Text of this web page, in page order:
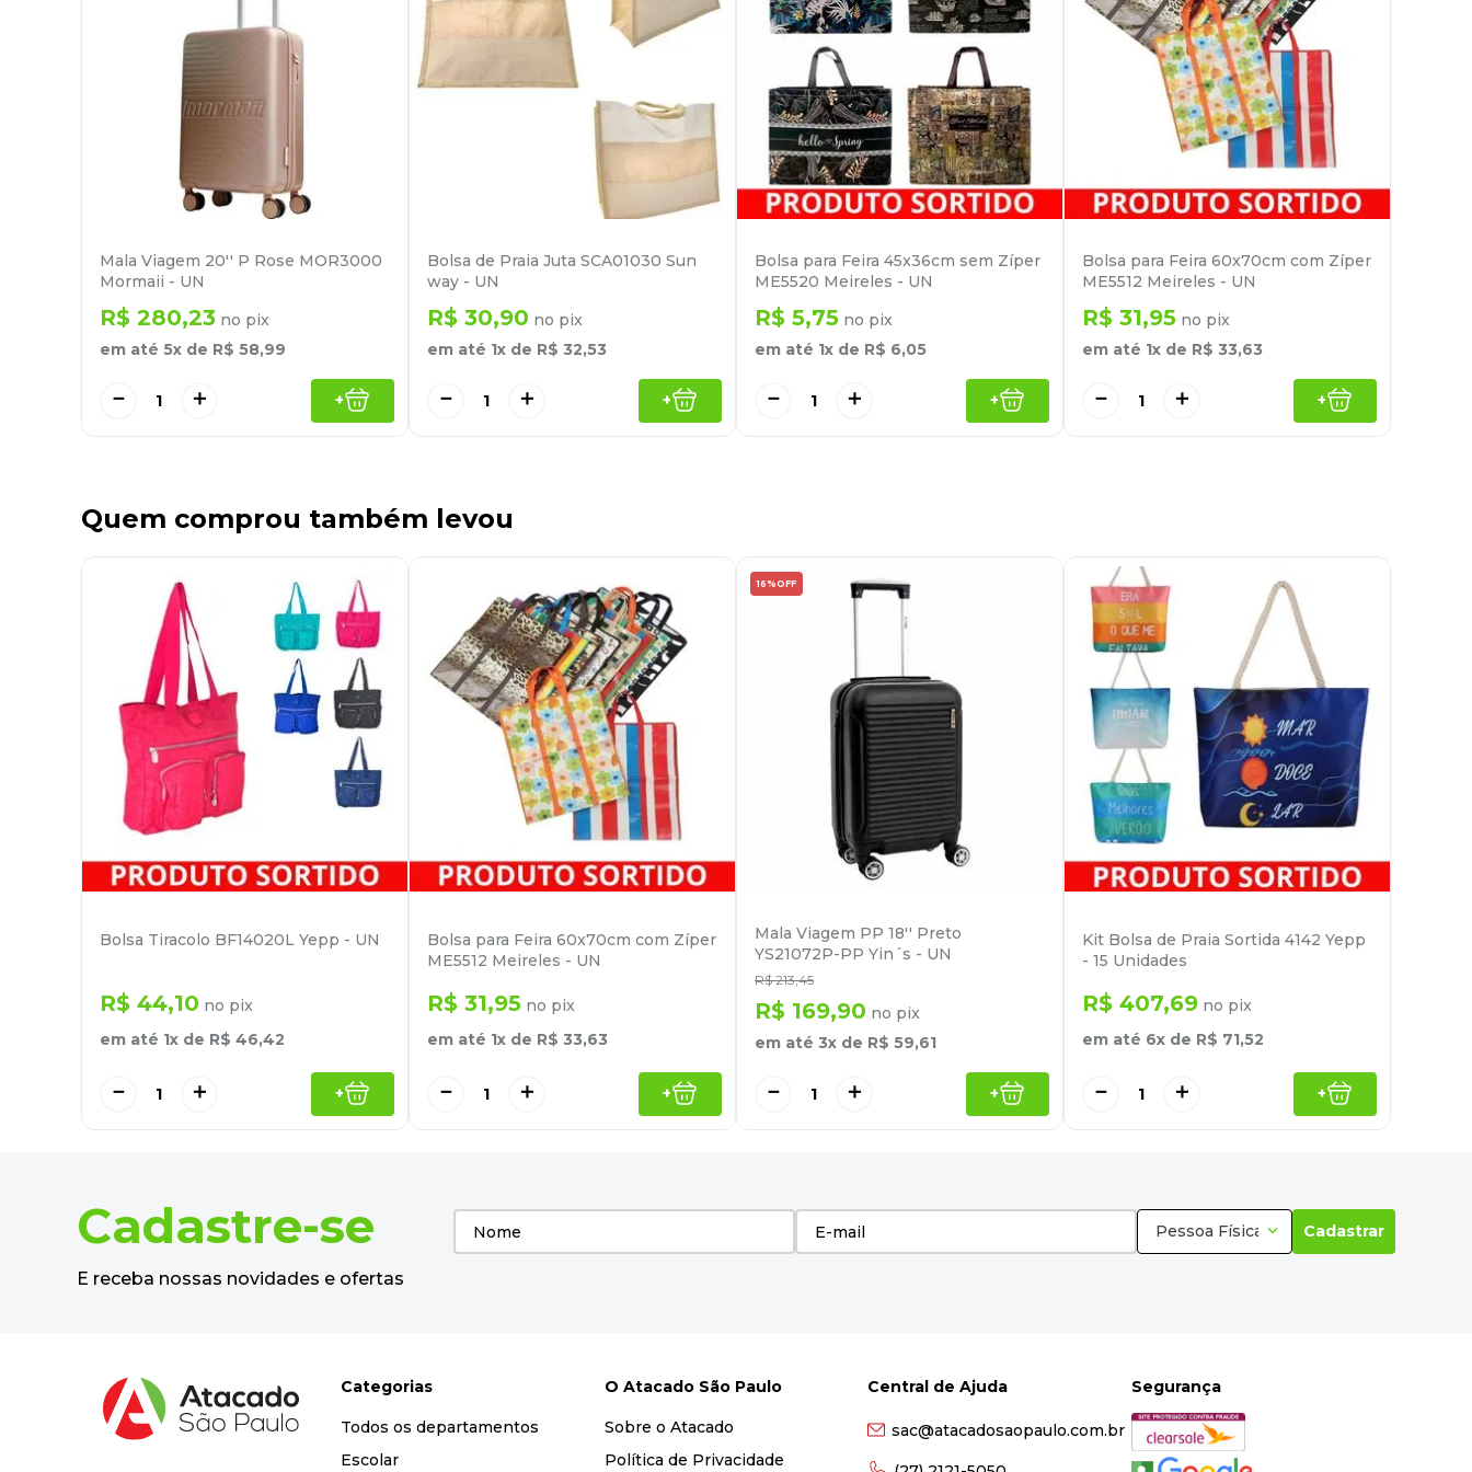
Mala Viagem 20'' P Rose MOR3000
Mormaii - UN
R$ 280,23 no pix
em até 5x de R$ 58,99
＋
－ +
Bolsa de Praia Juta SCA01030 Sun
way - UN
R$ 30,90 no pix
em até 1x de R$ 32,53
＋
－ +
Bolsa para Feira 45x36cm sem Zíper
ME5520 Meireles - UN
R$ 5,75 no pix
em até 1x de R$ 6,05
＋
－ +
Bolsa para Feira 60x70cm com Zíper
ME5512 Meireles - UN
R$ 31,95 no pix
em até 1x de R$ 33,63
＋
－ +
Quem comprou também levou
Bolsa Tiracolo BF14020L Yepp - UN
R$ 44,10 no pix
em até 1x de R$ 46,42
＋
－ +
Bolsa para Feira 60x70cm com Zíper
ME5512 Meireles - UN
R$ 31,95 no pix
em até 1x de R$ 33,63
＋
－ +
16% OFF
Mala Viagem PP 18'' Preto
YS21072P-PP Yin´s - UN
R$ 213,45
R$ 169,90 no pix
em até 3x de R$ 59,61
＋
－ +
Kit Bolsa de Praia Sortida 4142 Yepp
- 15 Unidades
R$ 407,69 no pix
em até 6x de R$ 71,52
＋
－ +
Cadastre-se
E receba nossas novidades e ofertas
Pessoa Física Cadastrar
Categorias
Todos os departamentos
Escolar
O Atacado São Paulo
Sobre o Atacado
Política de Privacidade
Central de Ajuda
sac@atacadosaopaulo.com.br
Segurança